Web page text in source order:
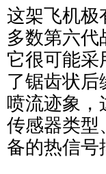
这架飞机极
多数第六代
它很可能采
了锯齿状后
喷流迹象，
传感器类型
备的热信号